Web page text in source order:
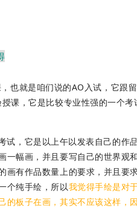
也就是咱们说的AO 入试，它跟
授课，它是比较专业性强的一个
试，它是以上午以发表自己的作
一幅画，并且要写自己的世界观
画有作品数量上的要求，并且要
个纯手绘，所以我觉得手绘是对
的板子在画，其实不应该这样，